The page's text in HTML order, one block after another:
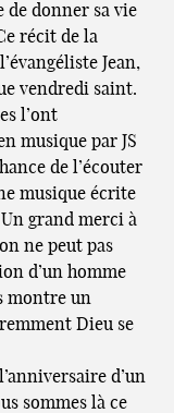
de donner sa vie
récit de la
Jean,
vendredi saint.
l’ont
musique par JS
de l’écouter
musique écrite
grand merci à
ne peut pas
d’un homme
montre un
Dieu se
d’un
sommes là ce